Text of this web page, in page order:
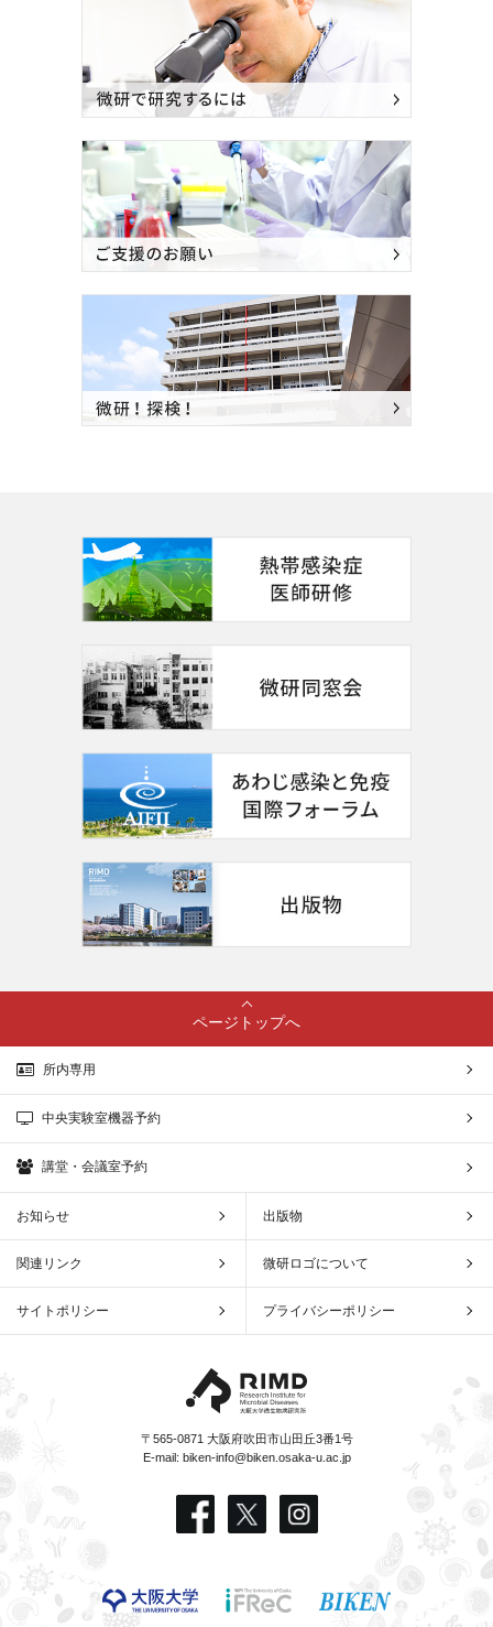
ページトップへ
所内専用
中央実験室機器予約
講堂・会議室予約
お知らせ 出版物
関連リンク 微研ロゴについて
サイトポリシー プライバシーポリシー
〒565-0871 大阪府吹田市山田丘3番1号
E-mail: biken-info@biken.osaka-u.ac.jp